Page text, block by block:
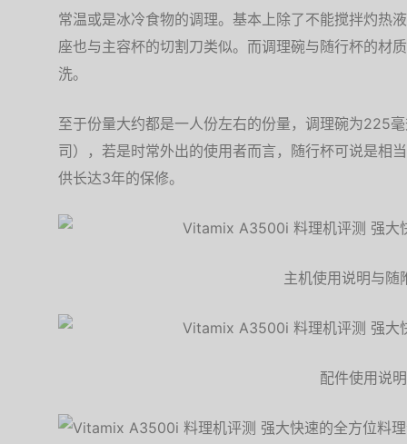
常温或是冰冷食物的调理。基本上除了不能搅拌灼热
座也与主容杯的切割刀类似。而调理碗与随行杯的材
洗。
至于份量大约都是一人份左右的份量，调理碗为225
司），若是时常外出的使用者而言，随行杯可说是相
供长达3年的保修。
主机使用说明与随
配件使用说明